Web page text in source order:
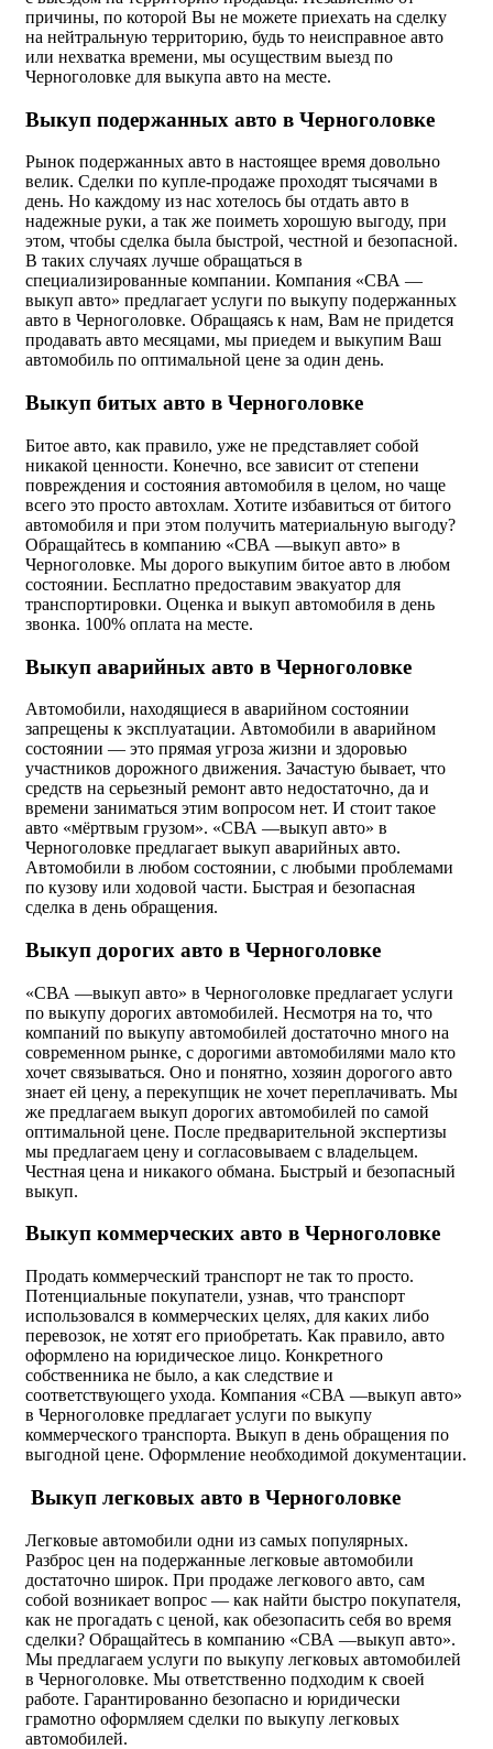
причины, по которой Вы не можете приехать на сделку
на нейтральную территорию, будь то неисправное авто
или нехватка времени, мы осуществим выезд по
Черноголовке для выкупа авто на месте.
Выкуп подержанных авто в Черноголовке
Рынок подержанных авто в настоящее время довольно
велик. Сделки по купле-продаже проходят тысячами в
день. Но каждому из нас хотелось бы отдать авто в
надежные руки, а так же поиметь хорошую выгоду, при
этом, чтобы сделка была быстрой, честной и безопасной.
В таких случаях лучше обращаться в
специализированные компании. Компания «СВА —
выкуп авто» предлагает услуги по выкупу подержанных
авто в Черноголовке. Обращаясь к нам, Вам не придется
продавать авто месяцами, мы приедем и выкупим Ваш
автомобиль по оптимальной цене за один день.
Выкуп битых авто в Черноголовке
Битое авто, как правило, уже не представляет собой
никакой ценности. Конечно, все зависит от степени
повреждения и состояния автомобиля в целом, но чаще
всего это просто автохлам. Хотите избавиться от битого
автомобиля и при этом получить материальную выгоду?
Обращайтесь в компанию «СВА —выкуп авто» в
Черноголовке. Мы дорого выкупим битое авто в любом
состоянии. Бесплатно предоставим эвакуатор для
транспортировки. Оценка и выкуп автомобиля в день
звонка. 100% оплата на месте.
Выкуп аварийных авто в Черноголовке
Автомобили, находящиеся в аварийном состоянии
запрещены к эксплуатации. Автомобили в аварийном
состоянии — это прямая угроза жизни и здоровью
участников дорожного движения. Зачастую бывает, что
средств на серьезный ремонт авто недостаточно, да и
времени заниматься этим вопросом нет. И стоит такое
авто «мёртвым грузом». «СВА —выкуп авто» в
Черноголовке предлагает выкуп аварийных авто.
Автомобили в любом состоянии, с любыми проблемами
по кузову или ходовой части. Быстрая и безопасная
сделка в день обращения.
Выкуп дорогих авто в Черноголовке
«СВА —выкуп авто» в Черноголовке предлагает услуги
по выкупу дорогих автомобилей. Несмотря на то, что
компаний по выкупу автомобилей достаточно много на
современном рынке, с дорогими автомобилями мало кто
хочет связываться. Оно и понятно, хозяин дорогого авто
знает ей цену, а перекупщик не хочет переплачивать. Мы
же предлагаем выкуп дорогих автомобилей по самой
оптимальной цене. После предварительной экспертизы
мы предлагаем цену и согласовываем с владельцем.
Честная цена и никакого обмана. Быстрый и безопасный
выкуп.
Выкуп коммерческих авто в Черноголовке
Продать коммерческий транспорт не так то просто.
Потенциальные покупатели, узнав, что транспорт
использовался в коммерческих целях, для каких либо
перевозок, не хотят его приобретать. Как правило, авто
оформлено на юридическое лицо. Конкретного
собственника не было, а как следствие и
соответствующего ухода. Компания «СВА —выкуп авто»
в Черноголовке предлагает услуги по выкупу
коммерческого транспорта. Выкуп в день обращения по
выгодной цене. Оформление необходимой документации.
Выкуп легковых авто в Черноголовке
Легковые автомобили одни из самых популярных.
Разброс цен на подержанные легковые автомобили
достаточно широк. При продаже легкового авто, сам
собой возникает вопрос — как найти быстро покупателя,
как не прогадать с ценой, как обезопасить себя во время
сделки? Обращайтесь в компанию «СВА —выкуп авто».
Мы предлагаем услуги по выкупу легковых автомобилей
в Черноголовке. Мы ответственно подходим к своей
работе. Гарантированно безопасно и юридически
грамотно оформляем сделки по выкупу легковых
автомобилей.